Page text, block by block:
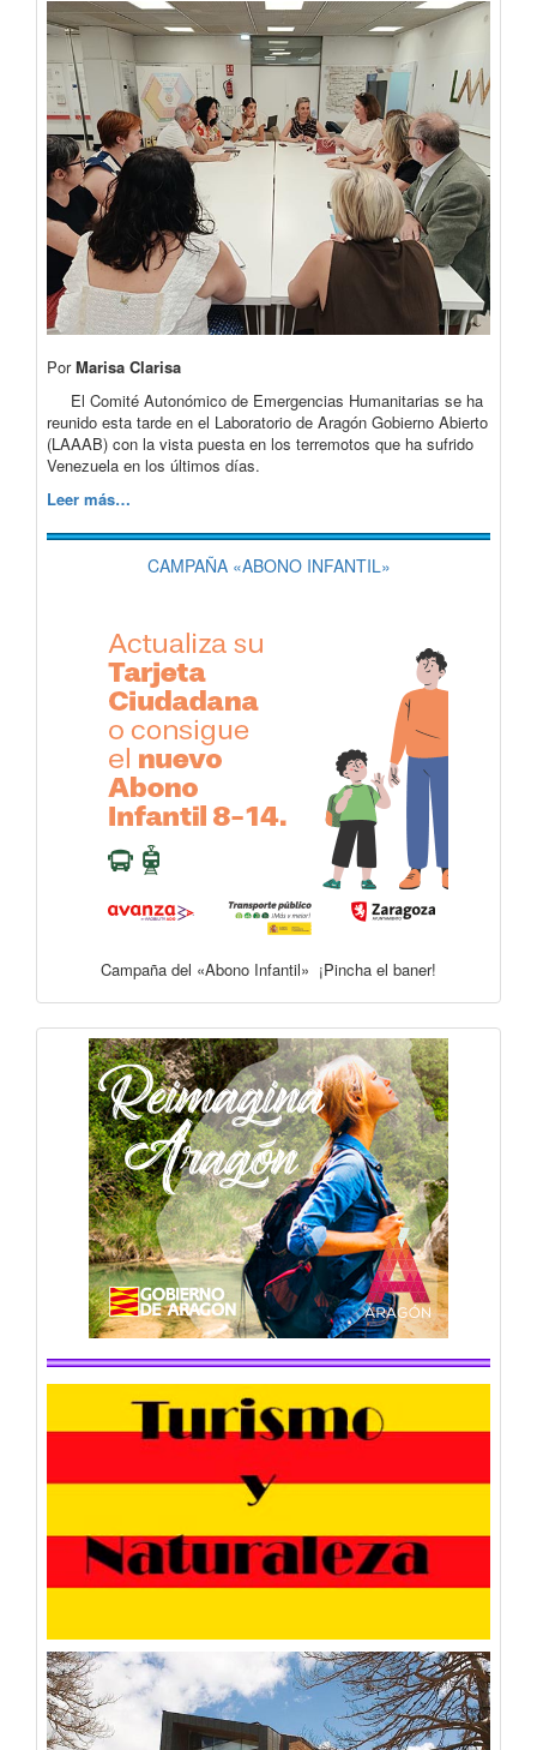
PorMarisa Clarisa
El Comité Autonómico de Emergencias Humanitarias se ha
reunido esta tarde en el Laboratorio de Aragón Gobierno Abierto
(LAAAB) con la vista puesta en los terremotos que ha sufrido
Venezuela en los últimos días.
Leer más…
CAMPAÑA «ABONO INFANTIL»
Campaña del «Abono Infantil» ¡Pincha el baner!